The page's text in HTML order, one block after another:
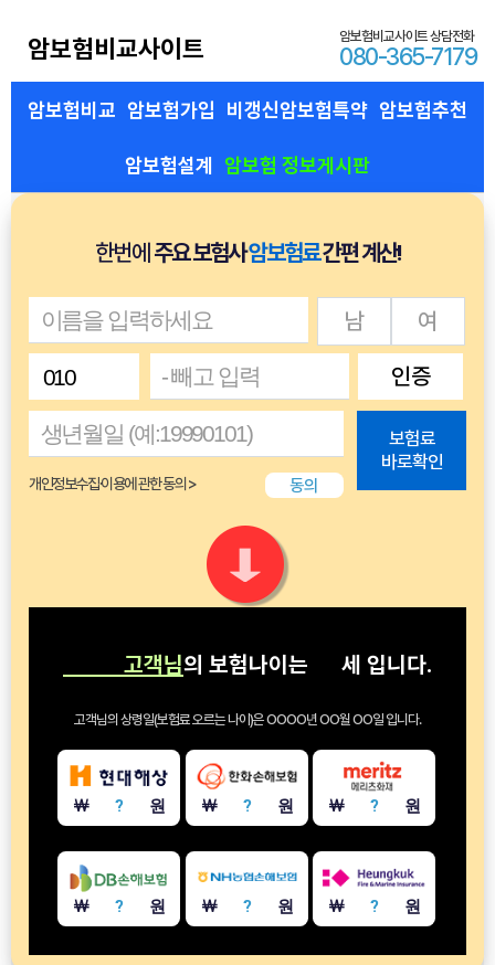
암보험비교사이트 암보험비교사이트 상담전화
080-365-7179
암보험비교 암보험가입 비갱신암보험특약 암보험추천
암보험설계 암보험 정보게시판
한번에 주요 보험사암보험료간편 계산!
남
여
인증
동의
보험료
바로확인
고객님의 보험나이는 세 입니다.
고객님의 상령일(보험료 오르는 나이)은OOOO년 OO월 OO일 입니다.
￦? 원 ￦ ?원 ￦? 원
￦? 원 ￦ ?원 ￦? 원